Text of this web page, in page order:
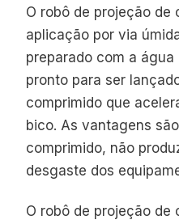
O robô de projeção de
aplicação por via
preparado com a
pronto para ser
comprimido que
bico. As vantagens
comprimido, não
desgaste dos
O robô de projeção de